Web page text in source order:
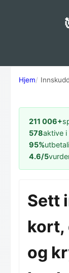
Hjem
211 006+
578aktive i
95%
4.6/5
Sett
kort,
og